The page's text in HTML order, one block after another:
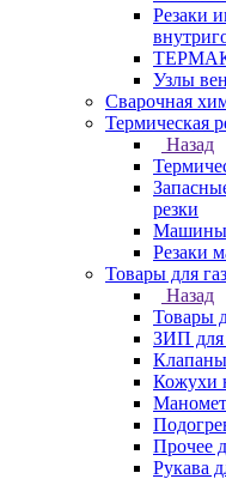
Резаки
Узлы
Сварочная
Термическая
Назад
резки
Машины
Резаки
Товары для
Назад
Товары
ЗИП для
Клапаны
Кожухи
Прочее
Рукава